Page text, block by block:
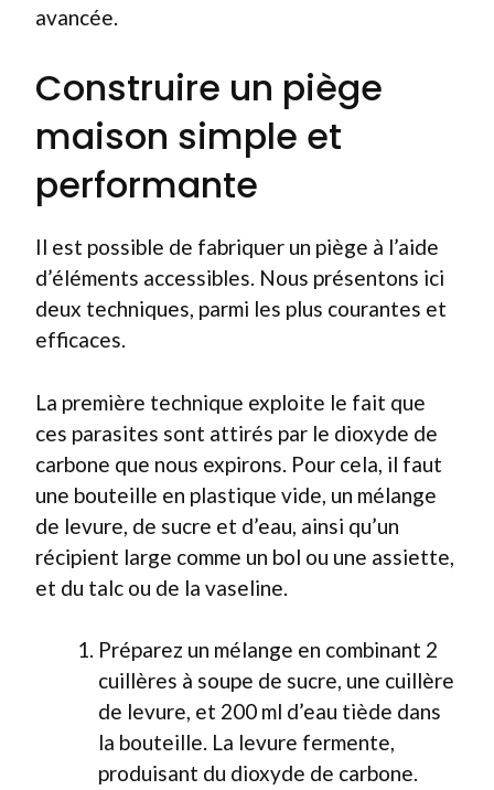
avancée.
Construire un piège
maison simple et
performante
Il est possible de fabriquer un piège à l’aide
d’éléments accessibles. Nous présentons ici
deux techniques, parmi les plus courantes et
efficaces.
La première technique exploite le fait que
ces parasites sont attirés par le dioxyde de
carbone que nous expirons. Pour cela, il faut
une bouteille en plastique vide, un mélange
de levure, de sucre et d’eau, ainsi qu’un
récipient large comme un bol ou une assiette,
et du talc ou de la vaseline.
Préparez un mélange en combinant 2
cuillères à soupe de sucre, une cuillère
de levure, et 200 ml d’eau tiède dans
la bouteille. La levure fermente,
produisant du dioxyde de carbone.